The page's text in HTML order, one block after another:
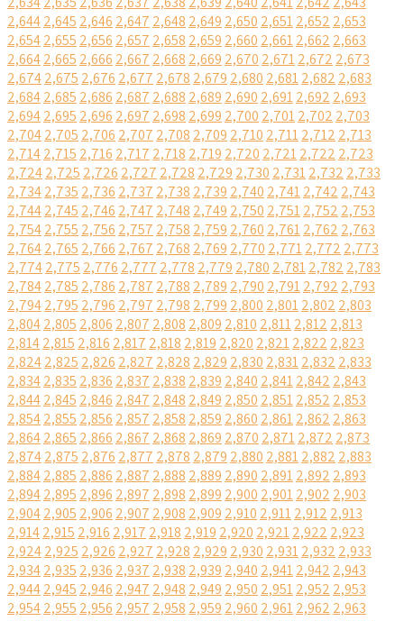
2,6442,645 2,646 2,647 2,648 2,649 2,650 2,6512,652 2,653
2,6542,655 2,656 2,657 2,658 2,659 2,660 2,6612,662 2,663
2,6642,665 2,666 2,667 2,668 2,669 2,670 2,6712,672 2,673
2,6742,675 2,676 2,677 2,678 2,679 2,680 2,6812,682 2,683
2,6842,685 2,686 2,687 2,688 2,689 2,690 2,6912,692 2,693
2,6942,695 2,696 2,697 2,698 2,699 2,700 2,7012,702 2,703
2,7042,705 2,706 2,707 2,708 2,709 2,710 2,7112,712 2,713
2,7142,715 2,716 2,717 2,718 2,719 2,720 2,7212,722 2,723
2,7242,725 2,726 2,727 2,728 2,729 2,730 2,7312,732 2,733
2,7342,735 2,736 2,737 2,738 2,739 2,740 2,7412,742 2,743
2,7442,745 2,746 2,747 2,748 2,749 2,750 2,7512,752 2,753
2,7542,755 2,756 2,757 2,758 2,759 2,760 2,7612,762 2,763
2,7642,765 2,766 2,767 2,768 2,769 2,770 2,7712,772 2,773
2,7742,775 2,776 2,777 2,778 2,779 2,780 2,7812,782 2,783
2,7842,785 2,786 2,787 2,788 2,789 2,790 2,7912,792 2,793
2,7942,795 2,796 2,797 2,798 2,799 2,800 2,8012,802 2,803
2,8042,805 2,806 2,807 2,808 2,809 2,810 2,8112,812 2,813
2,8142,815 2,816 2,817 2,818 2,819 2,820 2,8212,822 2,823
2,8242,825 2,826 2,827 2,828 2,829 2,830 2,8312,832 2,833
2,8342,835 2,836 2,837 2,838 2,839 2,840 2,8412,842 2,843
2,8442,845 2,846 2,847 2,848 2,849 2,850 2,8512,852 2,853
2,8542,855 2,856 2,857 2,858 2,859 2,860 2,8612,862 2,863
2,8642,865 2,866 2,867 2,868 2,869 2,870 2,8712,872 2,873
2,8742,875 2,876 2,877 2,878 2,879 2,880 2,8812,882 2,883
2,8842,885 2,886 2,887 2,888 2,889 2,890 2,8912,892 2,893
2,8942,895 2,896 2,897 2,898 2,899 2,900 2,9012,902 2,903
2,9042,905 2,906 2,907 2,908 2,909 2,910 2,9112,912 2,913
2,9142,915 2,916 2,917 2,918 2,919 2,920 2,9212,922 2,923
2,9242,925 2,926 2,927 2,928 2,929 2,930 2,9312,932 2,933
2,9342,935 2,936 2,937 2,938 2,939 2,940 2,9412,942 2,943
2,9442,945 2,946 2,947 2,948 2,949 2,950 2,9512,952 2,953
2,9542,955 2,956 2,957 2,958 2,959 2,960 2,9612,962 2,963